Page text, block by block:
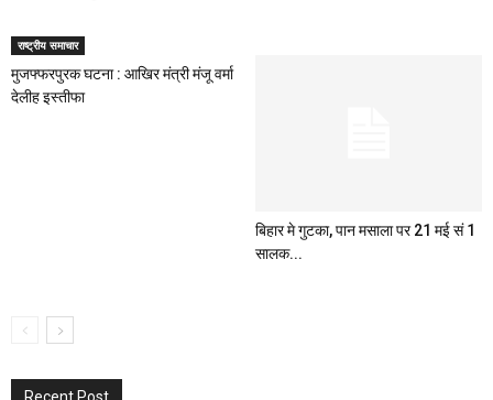
राष्ट्रीय समाचार
मुजफ्फरपुरक घटना : आखिर मंत्री मंजू वर्मा
देलीह इस्तीफा
बिहार मे गुटका, पान मसाला पर 21 मई सं 1
सालक...
Recent Post